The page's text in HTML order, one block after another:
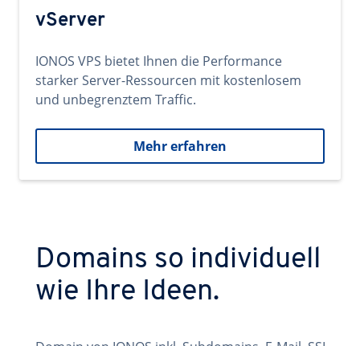
vServer
IONOS VPS bietet Ihnen die Performance
starker Server-Ressourcen mit kostenlosem
und unbegrenztem Traffic.
Mehr erfahren
Domains so individuell
wie Ihre Ideen.